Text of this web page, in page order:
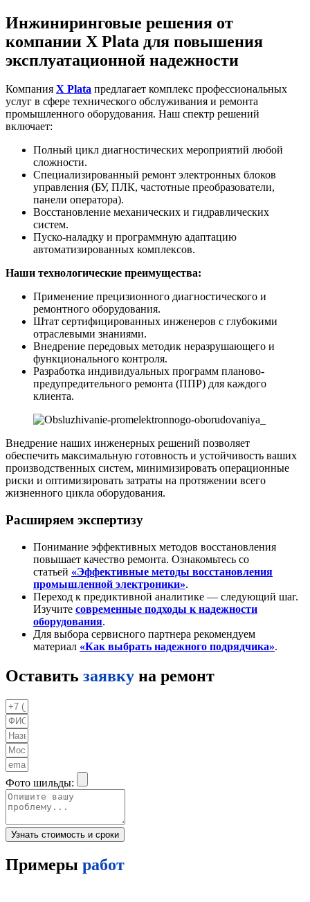
Инжиниринговые решения от
компании X Plata для повышения
эксплуатационной надежности
Компания X Plata предлагает комплекс профессиональных
услуг в сфере технического обслуживания и ремонта
промышленного оборудования. Наш спектр решений
включает:
Полный цикл диагностических мероприятий любой
сложности.
Специализированный ремонт электронных блоков
управления (БУ, ПЛК, частотные преобразователи,
панели оператора).
Восстановление механических и гидравлических
систем.
Пуско-наладку и программную адаптацию
автоматизированных комплексов.
Наши технологические преимущества:
Применение прецизионного диагностического и
ремонтного оборудования.
Штат сертифицированных инженеров с глубокими
отраслевыми знаниями.
Внедрение передовых методик неразрушающего и
функционального контроля.
Разработка индивидуальных программ планово-
предупредительного ремонта (ППР) для каждого
клиента.
Внедрение наших инженерных решений позволяет
обеспечить максимальную готовность и устойчивость ваших
производственных систем, минимизировать операционные
риски и оптимизировать затраты на протяжении всего
жизненного цикла оборудования.
Расширяем экспертизу
Понимание эффективных методов восстановления
повышает качество ремонта. Ознакомьтесь со
статьей «Эффективные методы восстановления
промышленной электроники».
Переход к предиктивной аналитике — следующий шаг.
Изучите современные подходы к надежности
оборудования.
Для выбора сервисного партнера рекомендуем
материал «Как выбрать надежного подрядчика».
Оставить заявку на ремонт
Фото шильды:
Узнать стоимость и сроки
Примеры работ